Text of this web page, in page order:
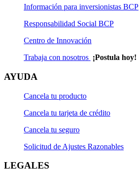
Información para inversionistas BCP
Responsabilidad Social BCP
Centro de Innovación
Trabaja con nosotros ¡Postula hoy!
AYUDA
Cancela tu producto
Cancela tu tarjeta de crédito
Cancela tu seguro
Solicitud de Ajustes Razonables
LEGALES